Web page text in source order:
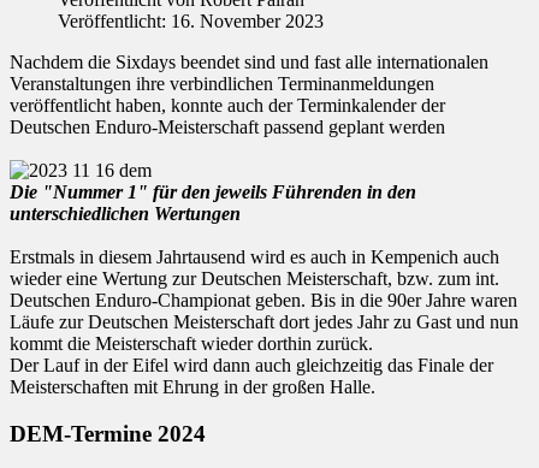
Veröffentlicht: 16. November 2023
Nachdem die Sixdays beendet sind und fast alle internationalen
Veranstaltungen ihre verbindlichen Terminanmeldungen
veröffentlicht haben, konnte auch der Terminkalender der
Deutschen Enduro-Meisterschaft passend geplant werden
Die "Nummer 1" für den jeweils Führenden in den
unterschiedlichen Wertungen
Erstmals in diesem Jahrtausend wird es auch in Kempenich auch
wieder eine Wertung zur Deutschen Meisterschaft, bzw. zum int.
Deutschen Enduro-Championat geben. Bis in die 90er Jahre waren
Läufe zur Deutschen Meisterschaft dort jedes Jahr zu Gast und nun
kommt die Meisterschaft wieder dorthin zurück.
Der Lauf in der Eifel wird dann auch gleichzeitig das Finale der
Meisterschaften mit Ehrung in der großen Halle.
DEM-Termine 2024